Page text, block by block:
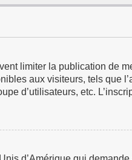
limiter la publication de
aux visiteurs, tels que
d’utilisateurs, etc.